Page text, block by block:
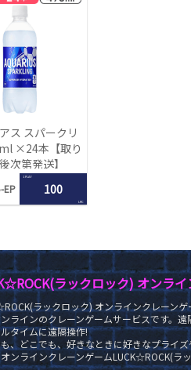
ス スパークリ
×24本【取り
次第発送】
EP
1 PLAY
100
LRC
ラックロック) オンラ
ラックロック) オンラインクレーン
ラインのクレーンゲームサービスです。
タイムに遠隔操作!
、どこでも、好きなときに好きなプライ
ンラインクレーンゲームLUCK☆ROCK(ラ